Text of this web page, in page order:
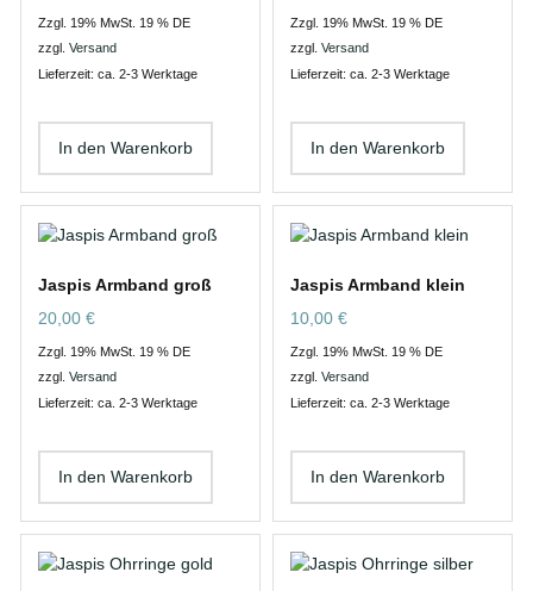
Zzgl. 19% MwSt. 19 % DE
zzgl. Versand
Lieferzeit: ca. 2-3 Werktage
In den Warenkorb
Zzgl. 19% MwSt. 19 % DE
zzgl. Versand
Lieferzeit: ca. 2-3 Werktage
In den Warenkorb
Jaspis Armband groß
20,00 €
Zzgl. 19% MwSt. 19 % DE
zzgl. Versand
Lieferzeit: ca. 2-3 Werktage
In den Warenkorb
Jaspis Armband klein
10,00 €
Zzgl. 19% MwSt. 19 % DE
zzgl. Versand
Lieferzeit: ca. 2-3 Werktage
In den Warenkorb